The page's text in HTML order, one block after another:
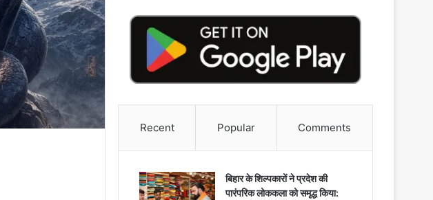
Recent Popular Comments
बिहार के शिल्पकारों ने प्रदेश की
पारंपरिक लोककला को समृद्ध किया: